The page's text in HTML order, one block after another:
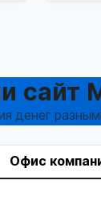
сайт
денег
Офис